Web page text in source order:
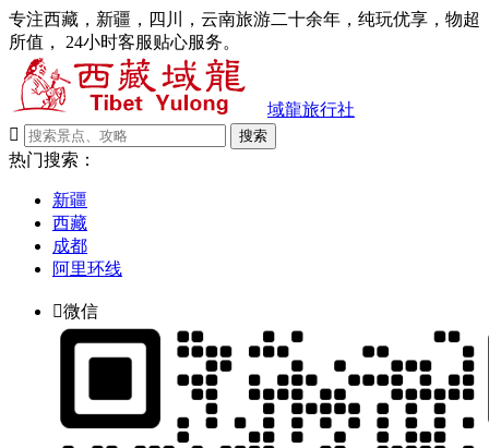
专注西藏，新疆，四川，云南旅游二十余年，纯玩优享，物超
所值， 24小时客服贴心服务。
域龍旅行社

搜索
热门搜索：
新疆
西藏
成都
阿里环线
微信